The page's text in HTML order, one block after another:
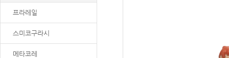
프라레일
스미코구라시
메타코레